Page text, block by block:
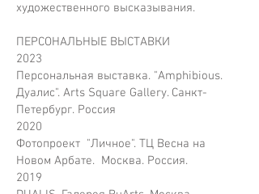
художественного высказывания.
ПЕРСОНАЛЬНЫЕ ВЫСТАВКИ
2023
Персональная выставка. "Amphibious.
Дуалис". Arts Square Gallery. Санкт-
Петербург. Россия
2020
Фотопроект "Личное". ТЦ Весна на
Новом Арбате. Москва. Россия.
2019